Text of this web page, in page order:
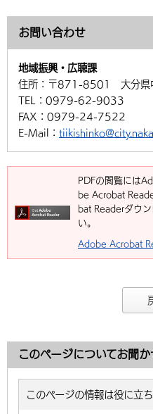
お問い合わせ
地域振興・広聴課
住所： 〒871-8501 大分県
TEL： 0979-62-9033
FAX： 0979-24-7522
E-Mail：
PDFの閲覧には
be Acrobat
bat Readerダウン
い。
Adobe Acrobat
このページについてお聞